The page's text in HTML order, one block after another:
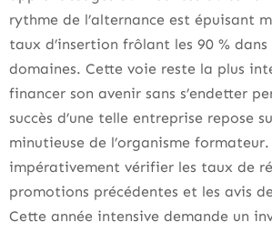
rythme de l’alternance est épuisant
taux d’insertion frôlant les 90 %
domaines. Cette voie reste la plus
financer son avenir sans s’endetter
succès d’une telle entreprise repose
minutieuse de l’organisme
impérativement vérifier les taux de
promotions précédentes et les avis
Cette année intensive demande un